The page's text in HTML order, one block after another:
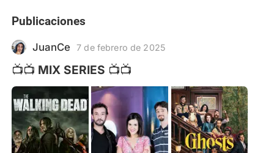
Publicaciones
JuanCe 7 de febrero de 2025
📺📺 MIX SERIES 📺📺